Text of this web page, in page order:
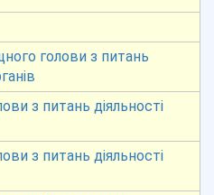
голови з питань
з питань діяльності
з питань діяльності